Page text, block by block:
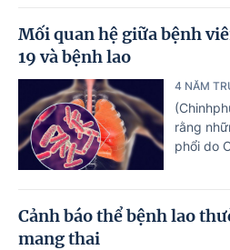
Mối quan hệ giữa bệnh
19 và bệnh lao
4 NĂM
rằng
phổi do
Cảnh báo thể bệnh lao
mang thai